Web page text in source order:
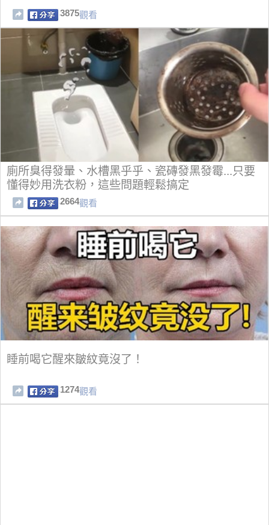
3875觀看
廁所臭得發暈、水槽黑乎乎、瓷磚發黑發霉...只要
懂得妙用洗衣粉，這些問題輕鬆搞定
2664觀看
睡前喝它醒來皺紋竟沒了！
1274觀看